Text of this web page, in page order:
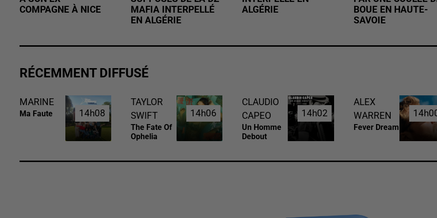
COMPAGNE À NICE
MAFIA INTERPELLÉ
EN ALGÉRIE
ALGÉRIE
BOUE EN HAUTE-
SAVOIE
RÉCEMMENT DIFFUSÉ
MARINE
Ma Faute 14h08
14h08
TAYLOR
SWIFT
The Fate Of
Ophelia
14h06
14h06
CLAUDIO
CAPEO
Un Homme
Debout
14h02
14h02
ALEX
WARREN
Fever Dream